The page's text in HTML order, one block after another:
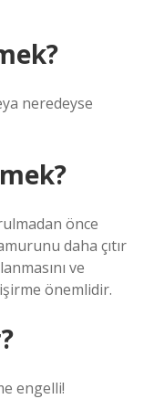
neredeyse
önce
daha çıtır
ve
önemlidir.
engelli!